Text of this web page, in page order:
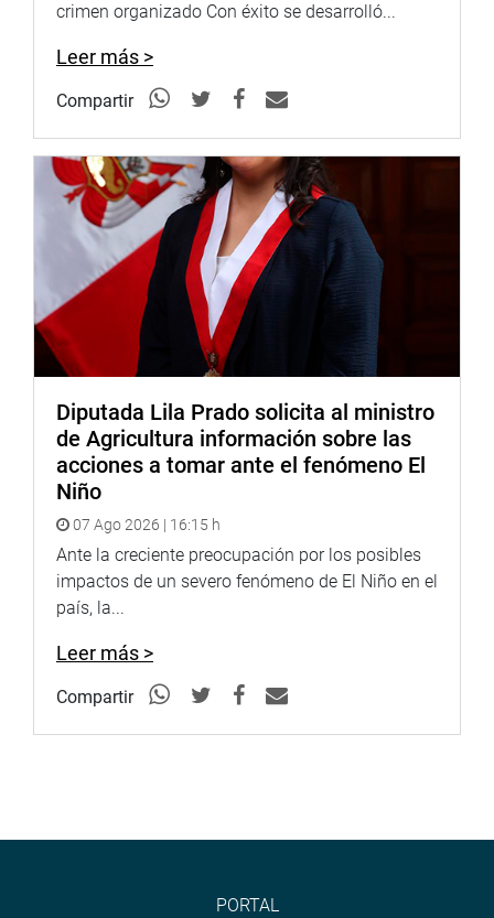
crimen organizado Con éxito se desarrolló...
Leer más >
Compartir
Diputada Lila Prado solicita al ministro
de Agricultura información sobre las
acciones a tomar ante el fenómeno El
Niño
07 Ago 2026 | 16:15 h
Ante la creciente preocupación por los posibles
impactos de un severo fenómeno de El Niño en el
país, la...
Leer más >
Compartir
PORTAL